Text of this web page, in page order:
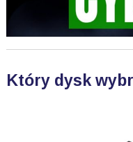
Który dysk